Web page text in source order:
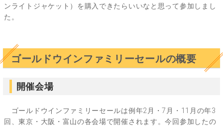
ンライトジャケット）を購入できたらいいなと思って参加しまし
た。
ゴールドウインファミリーセールの概要
開催会場
ゴールドウインファミリーセールは例年2月・7月・11月の年3
回、東京・大阪・富山の各会場で開催されます。今回参加したの